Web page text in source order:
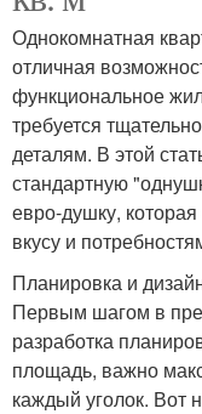
Однокомнатная
отличная
функциональное
требуется
деталям. В этой
стандартную
евро-душку,
вкусу и
Планировка и
Первым шагом в
разработка
площадь, важно
каждый уголок. Вот